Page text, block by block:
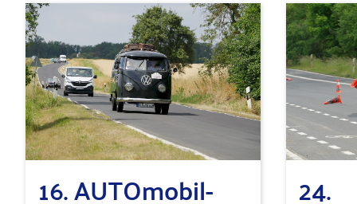
16. AUTOmobil- 24.